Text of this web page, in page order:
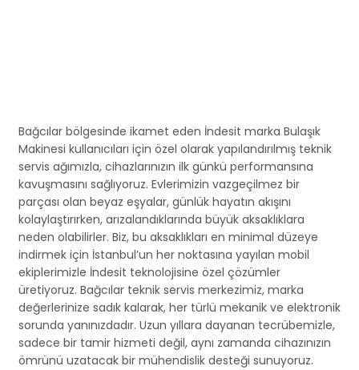
Bağcılar bölgesinde ikamet eden İndesit marka Bulaşık
Makinesi kullanıcıları için özel olarak yapılandırılmış teknik
servis ağımızla, cihazlarınızın ilk günkü performansına
kavuşmasını sağlıyoruz. Evlerimizin vazgeçilmez bir
parçası olan beyaz eşyalar, günlük hayatın akışını
kolaylaştırırken, arızalandıklarında büyük aksaklıklara
neden olabilirler. Biz, bu aksaklıkları en minimal düzeye
indirmek için İstanbul’un her noktasına yayılan mobil
ekiplerimizle İndesit teknolojisine özel çözümler
üretiyoruz. Bağcılar teknik servis merkezimiz, marka
değerlerinize sadık kalarak, her türlü mekanik ve elektronik
sorunda yanınızdadır. Uzun yıllara dayanan tecrübemizle,
sadece bir tamir hizmeti değil, aynı zamanda cihazınızın
ömrünü uzatacak bir mühendislik desteği sunuyoruz.